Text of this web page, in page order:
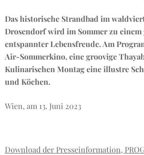
Das historische Strandbad im
Drosendorf wird im Sommer zu
entspannter Lebensfreude. Am
Air-Sommerkino, eine groovige
Kulinarischen Montag eine illustre
und Köchen.
Wien, am 13. Juni 2023
Download der Presseinformation,